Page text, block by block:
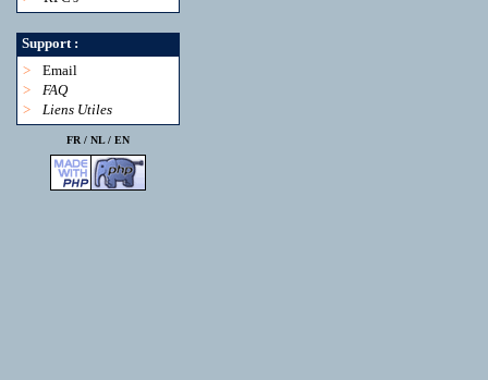
Support :
>
Email
>
FAQ
>
Liens Utiles
FR / NL/ EN